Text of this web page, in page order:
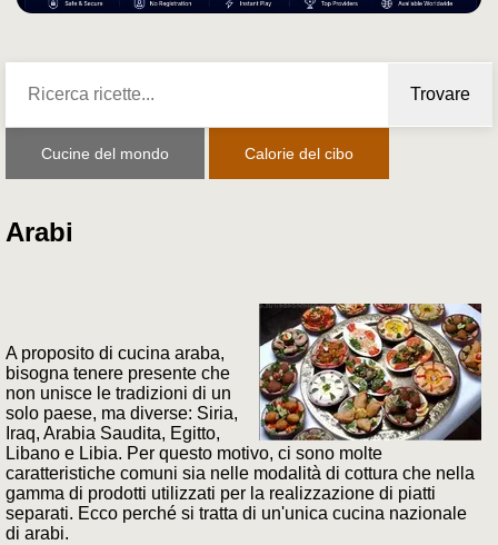
Trovare
Cucine del mondo Calorie del cibo
Arabi
A proposito di cucina araba,
bisogna tenere presente che
non unisce le tradizioni di un
solo paese, ma diverse: Siria,
Iraq, Arabia Saudita, Egitto,
Libano e Libia. Per questo motivo, ci sono molte
caratteristiche comuni sia nelle modalità di cottura che nella
gamma di prodotti utilizzati per la realizzazione di piatti
separati. Ecco perché si tratta di un'unica cucina nazionale
di arabi.